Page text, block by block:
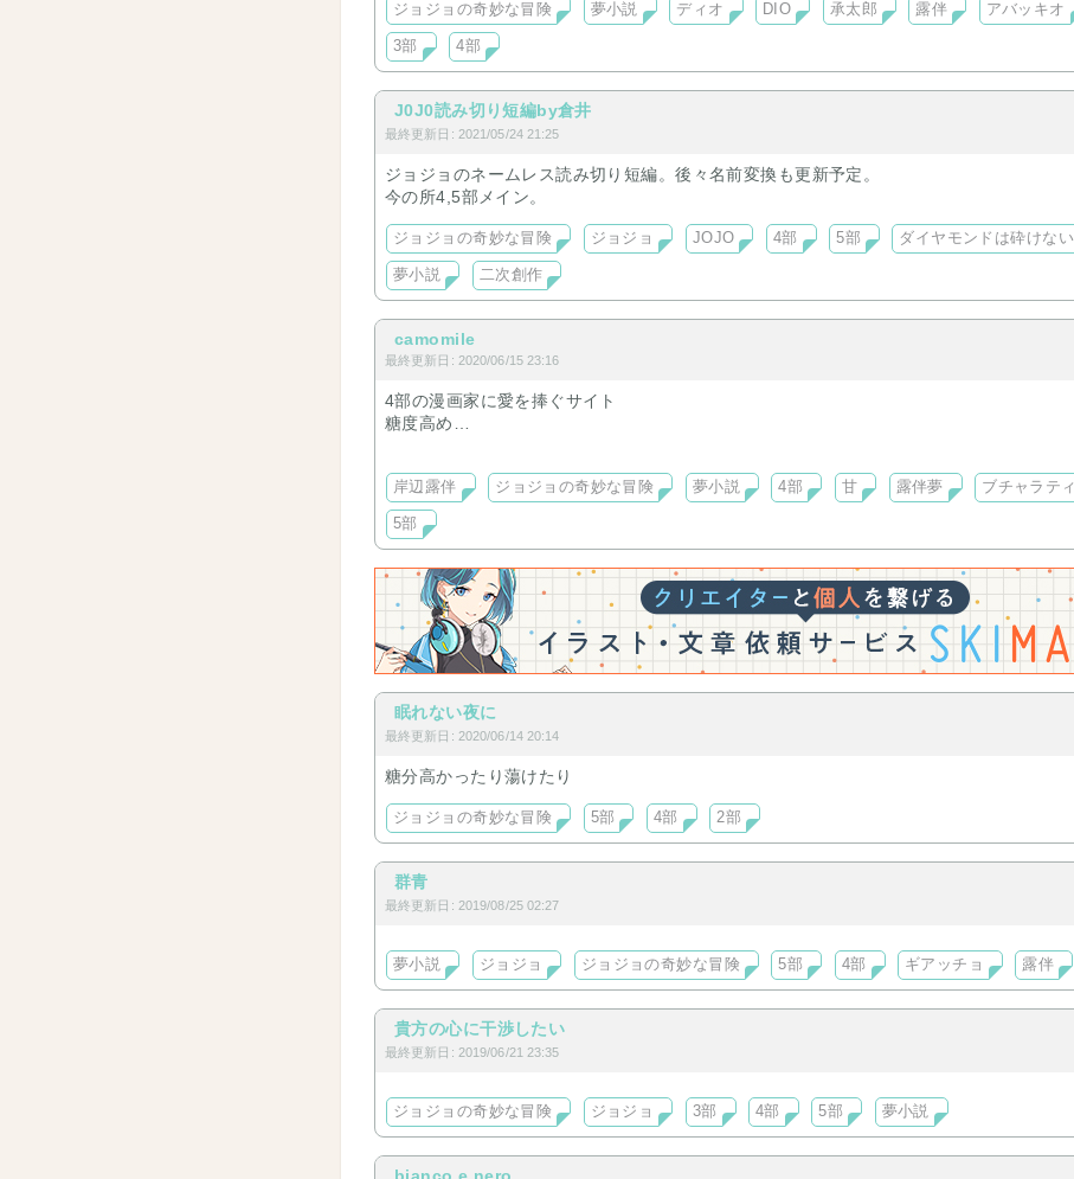
承太郎
露伴
アバッキオ
3部
4部
ジョジョの奇妙な冒険 夢小説 ディオ DIO 承太郎 露伴 アバッキオ
3部 4部
J0J0読み切り短編by倉井
最終更新日: 2021/05/24 21:25
ジョジョのネームレス読み切り短編。後々名前変換も更新予定。
今の所4,5部メイン。
ジョジョの奇妙な冒険 ジョジョ JOJO 4部 5部 ダイヤモンドは砕けない
夢小説 二次創作
camomile
最終更新日: 2020/06/15 23:16
4部の漫画家に愛を捧ぐサイト
糖度高め
岸辺露伴 ジョジョの奇妙な冒険 夢小説 4部 甘 露伴夢 ブチャラティ
5部
眠れない夜に
最終更新日: 2020/06/14 20:14
糖分高かったり蕩けたり
ジョジョの奇妙な冒険 5部 4部 2部
群青
最終更新日: 2019/08/25 02:27
夢小説 ジョジョ ジョジョの奇妙な冒険 5部 4部 ギアッチョ 露伴
貴方の心に干渉したい
最終更新日: 2019/06/21 23:35
ジョジョの奇妙な冒険 ジョジョ 3部 4部 5部 夢小説